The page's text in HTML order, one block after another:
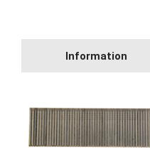
Information